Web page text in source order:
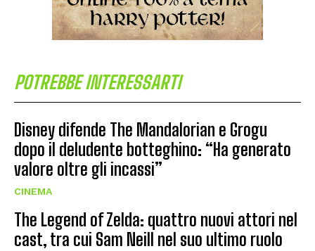
POTREBBE INTERESSARTI
Disney difende The Mandalorian e Grogu
dopo il deludente botteghino: “Ha generato
valore oltre gli incassi”
CINEMA
The Legend of Zelda: quattro nuovi attori nel
cast, tra cui Sam Neill nel suo ultimo ruolo